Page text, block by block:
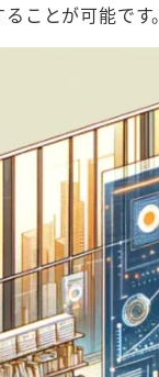
ことが可能です。